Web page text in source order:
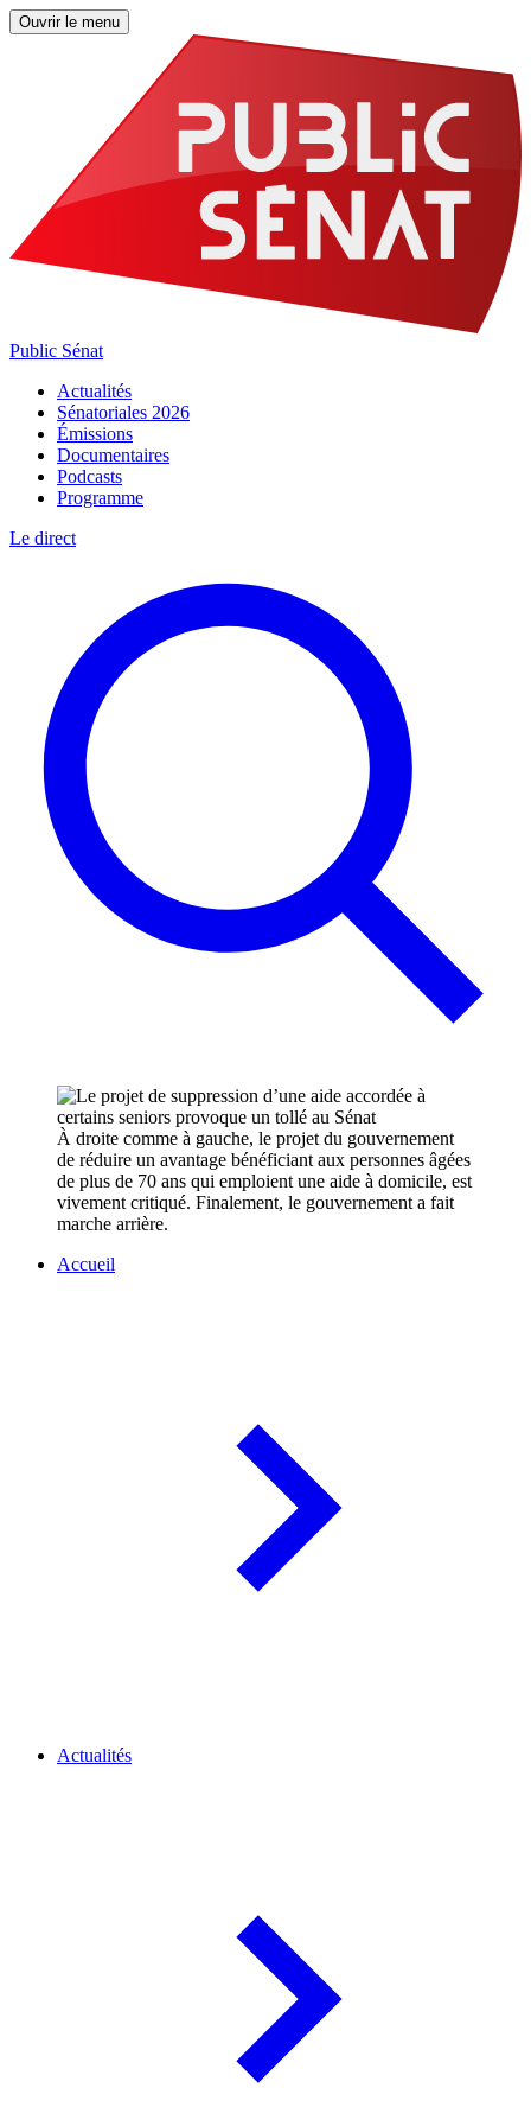
Ouvrir le menu
Public Sénat
Actualités
Sénatoriales 2026
Émissions
Documentaires
Podcasts
Programme
Le direct
À droite comme à gauche, le projet du gouvernement
de réduire un avantage bénéficiant aux personnes âgées
de plus de 70 ans qui emploient une aide à domicile, est
vivement critiqué. Finalement, le gouvernement a fait
marche arrière.
Accueil
Actualités